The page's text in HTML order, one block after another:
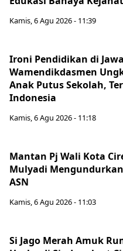
Kamis, 6 Agu 2026 - 11:39
Ironi Pendidikan di
Wamendikdasmen
Anak Putus Sekolah,
Indonesia
Kamis, 6 Agu 2026 - 11:18
Mantan Pj Wali Kota
Mulyadi
ASN
Kamis, 6 Agu 2026 - 11:03
Si Jago Merah Amuk